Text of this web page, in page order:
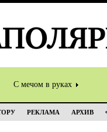
С мечом в руках
РЕКЛАМА АРХИВ